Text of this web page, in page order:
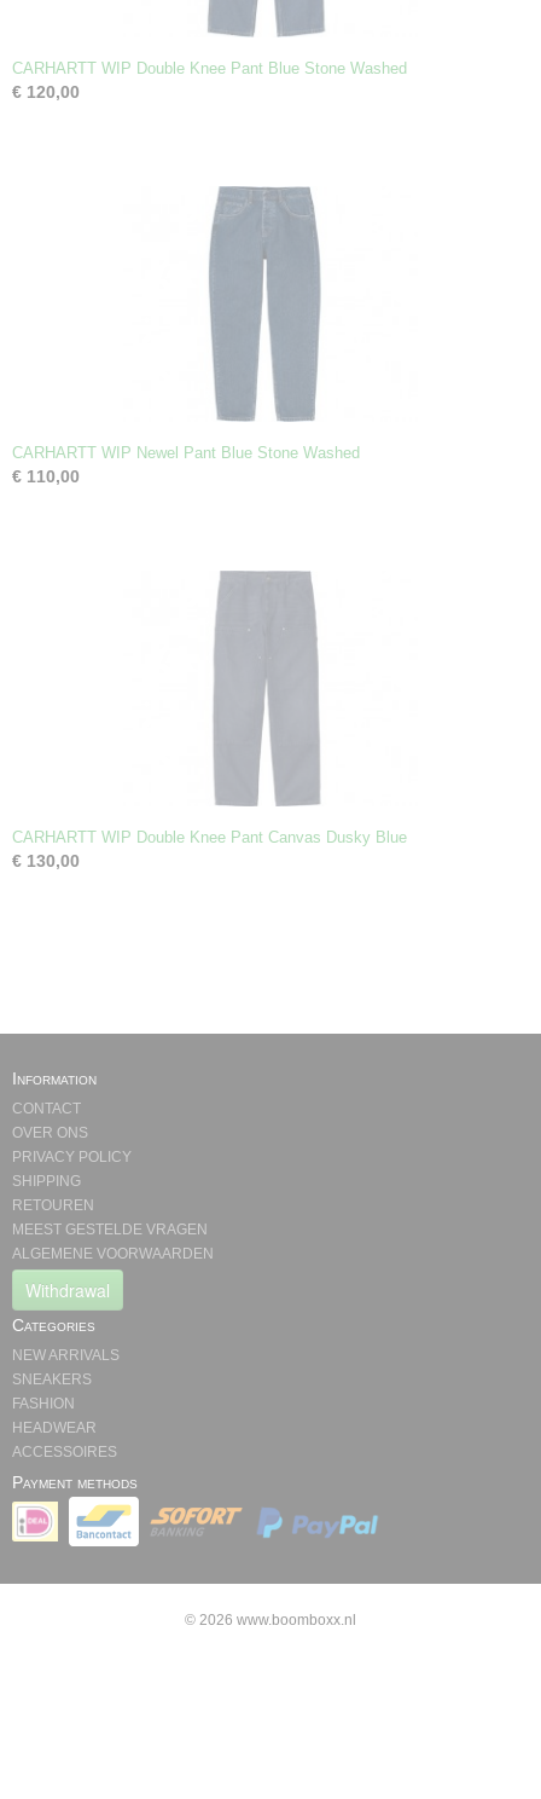
CARHARTT WIP Double Knee Pant Blue Stone Washed
€ 120,00
CARHARTT WIP Newel Pant Blue Stone Washed
€ 110,00
CARHARTT WIP Double Knee Pant Canvas Dusky Blue
€ 130,00
Information
CONTACT
OVER ONS
PRIVACY POLICY
SHIPPING
RETOUREN
MEEST GESTELDE VRAGEN
ALGEMENE VOORWAARDEN
Withdrawal
Categories
NEW ARRIVALS
SNEAKERS
FASHION
HEADWEAR
ACCESSOIRES
Payment methods
© 2026 www.boomboxx.nl